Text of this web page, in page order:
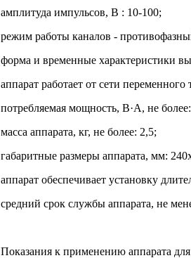
амплитуда импульсов, В : 10-100;
режим работы каналов -
форма и временные характеристики
аппарат работает от сети
потребляемая мощность, В·А, не
масса аппарата, кг, не более: 2,5;
габаритные размеры аппарата, мм:
аппарат обеспечивает установку
средний срок службы аппарата, не
Показания к применению аппарата